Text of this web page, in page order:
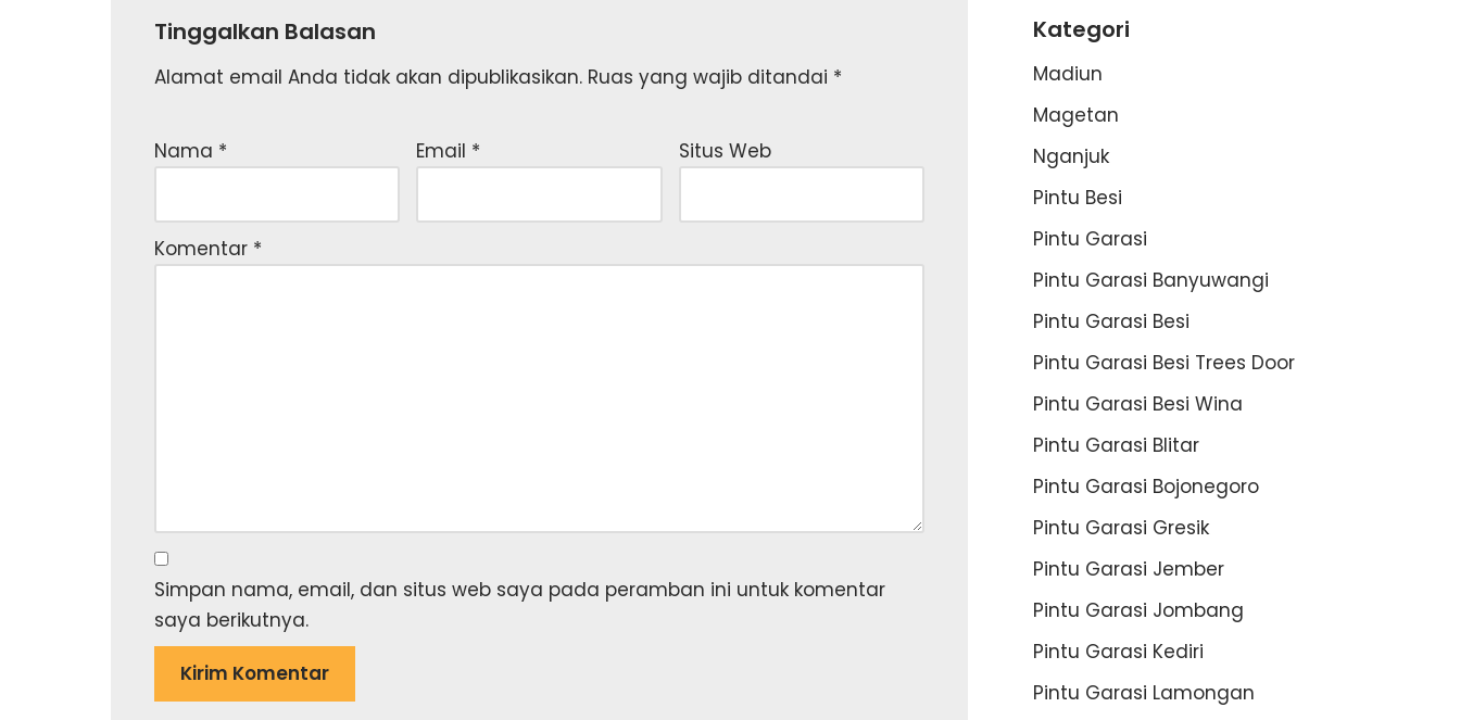
Tinggalkan Balasan
Alamat email Anda tidak akan dipublikasikan. Ruas yang wajib ditandai *
Nama * Email * Situs Web
Komentar *
Simpan nama, email, dan situs web saya pada peramban ini untuk komentar
saya berikutnya.
Kategori
Madiun
Magetan
Nganjuk
Pintu Besi
Pintu Garasi
Pintu Garasi Banyuwangi
Pintu Garasi Besi
Pintu Garasi Besi Trees Door
Pintu Garasi Besi Wina
Pintu Garasi Blitar
Pintu Garasi Bojonegoro
Pintu Garasi Gresik
Pintu Garasi Jember
Pintu Garasi Jombang
Pintu Garasi Kediri
Pintu Garasi Lamongan